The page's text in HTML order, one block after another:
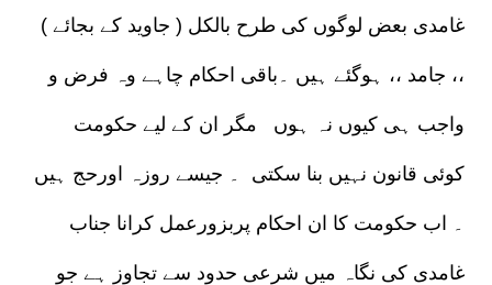
غامدی بعض لوگوں کی طرح بالکل ( جاوید کے بجائے )
،، جامد ،، ہوگئے ہیں ۔باقی احکام چاہے وہ فرض و
واجب ہی کیوں نہ ہوں مگر ان کے لیے حکومت
کوئی قانون نہیں بنا سکتی ۔ جیسے روزہ اورحج ہیں
۔ اب حکومت کا ان احکام پربزورعمل کرانا جناب
غامدی کی نگاہ میں شرعی حدود سے تجاوز ہے جو